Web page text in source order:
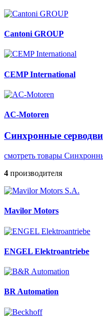
Cantoni GROUP
CEMP International
AC-Motoren
Синхронные
смотреть товары
4 производителя
Mavilor Motors
ENGEL Elektroantriebe
BR Automation